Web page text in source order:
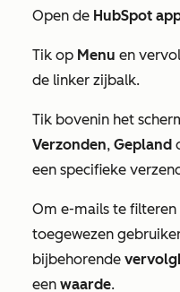
Open de HubSpot
Tik op Menu en
de linker zijbalk.
Tik bovenin het
Verzonden, Gepland
een specifieke
Om e-mails te
toegewezen
bijbehorende
een waarde.